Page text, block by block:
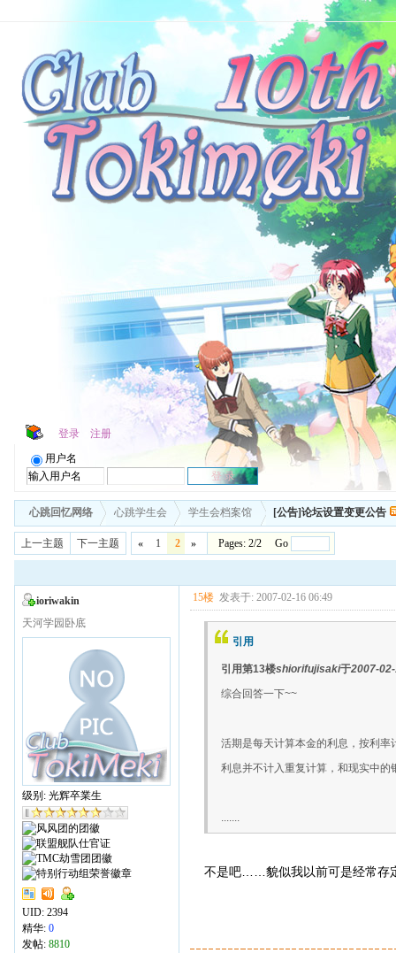
登录 注册
用户名
心跳回忆网络 心跳学生会 学生会档案馆 [公告]论坛设置变更公告
上一主题 下一主题 « 1 2 » Pages: 2/2 Go
ioriwakin
天河学园卧底
级别: 光辉卒業生
UID: 2394
精华: 0
发帖: 8810
15楼 发表于: 2007-02-16 06:49
引用
引用第13楼shiorifujisaki于2007-
综合回答一下~~
活期是每天计算本金的利息，按利率
利息并不计入重复计算，和现实中的
.......
不是吧……貌似我以前可是经常存